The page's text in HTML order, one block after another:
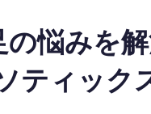
の悩みを
ティック